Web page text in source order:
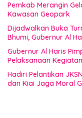
Pemkab Merangin
Kawasan Geopark
Dijadwalkan Buka
Bhumi, Gubernur Al
Gubernur Al Haris
Pelaksanaan
Hadiri Pelantikan
dan Kiai Jaga Moral